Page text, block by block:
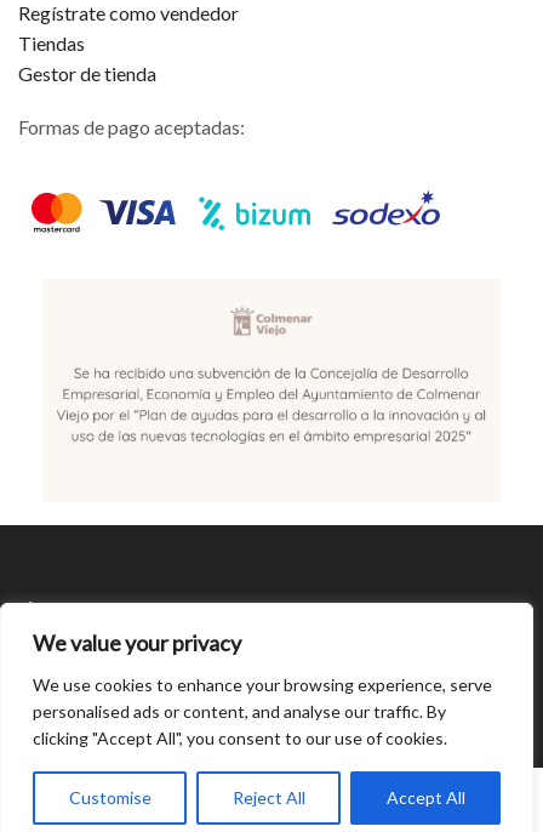
We value your privacy
We use cookies to enhance your browsing experience, serve
personalised ads or content, and analyse our traffic. By
clicking "Accept All", you consent to our use of cookies.
Customise Reject All Accept All
Regístrate como vendedor
Tiendas
Gestor de tienda
Formas de pago aceptadas:
© Created by 8theme- Power Elite ThemeForest Author.
Home INICIAR SESIÓN Cart
Open
chaty